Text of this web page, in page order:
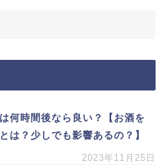
何時間後なら良い？【お酒を
は？少しでも影響あるの？】
2023年11月25日